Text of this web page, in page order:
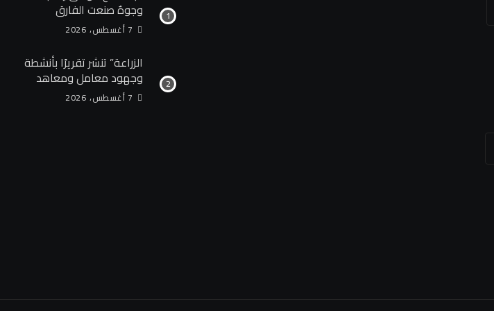
وجوهٌ صنعت الفارق
7 أغسطس، 2026
الزراعة” تنشر تقريرًا بأنشطة
وجهود معامل ومعاهد
“البحوث الزراعية” خلال
الأسبوع الأول من أغسطس
7 أغسطس، 2026